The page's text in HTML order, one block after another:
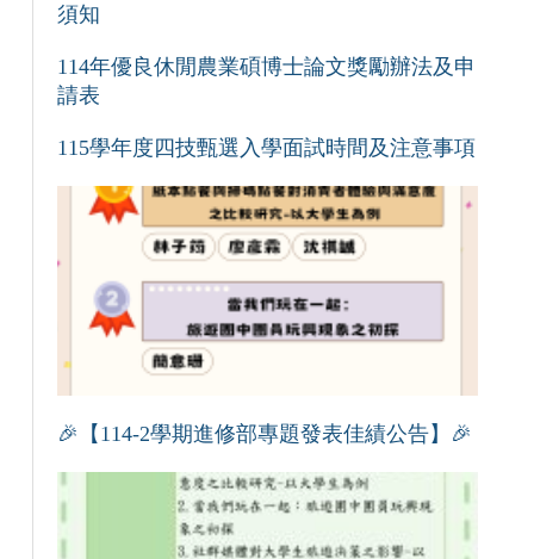
須知
114年優良休閒農業碩博士論文獎勵辦法及申
請表
115學年度四技甄選入學面試時間及注意事項
🎉【114-2學期進修部專題發表佳績公告】🎉